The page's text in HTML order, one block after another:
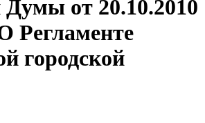
Думы от 20.10.2010
Регламенте
городской